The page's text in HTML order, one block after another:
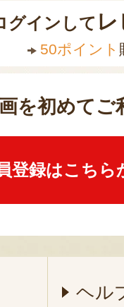
グインして
50ポイント
を初めてご
登録はこちら
ヘル